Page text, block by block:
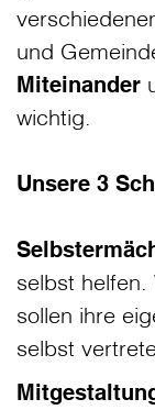
und
Miteinander
wichtig.
Unsere 3
selbst
sollen ihre
selbst